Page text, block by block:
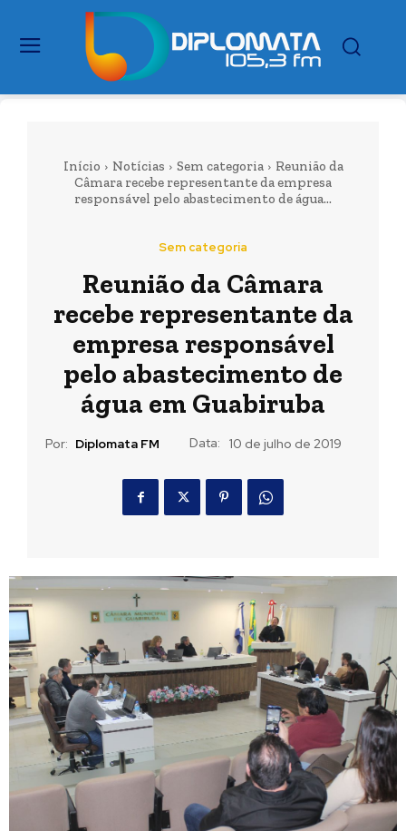
Início Notícias Sem categoria
Reunião da
Câmara recebe representante da empresa
responsável pelo abastecimento de água...
Sem categoria
Reunião da Câmara
recebe representante da
empresa responsável
pelo abastecimento de
água em Guabiruba
Por: Diplomata FM Data: 10 de julho de 2019